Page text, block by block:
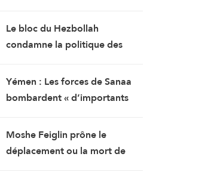
territoires marocains
Le bloc du Hezbollah
condamne la politique des
soumission, la capitulation et
les négociations humiliantes »
Yémen : Les forces de Sanaa
bombardent « d’importants
saoudiens » qui préparaient
une attaque contre des
régions libérées
Moshe Feiglin prône le
déplacement ou la mort de